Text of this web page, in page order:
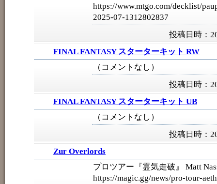
https://www.mtgo.com/decklist/
2025-07-1312802837
投稿日時：
FINAL FANTASY スターターキット RW
（コメントなし）
投稿日時：
FINAL FANTASY スターターキット UB
（コメントなし）
投稿日時：
Zur Overlords
プロツアー『霊気走破』 Matt
https://magic.gg/news/pro-tour-